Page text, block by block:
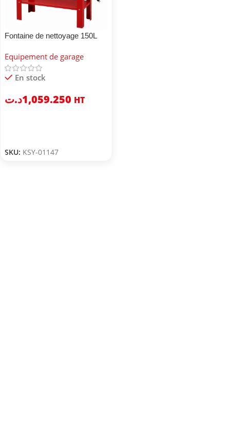
Fontaine de nettoyage 150L
Equipement de garage
En stock
1,059.250د.ت HT
SKU: KSY-01147